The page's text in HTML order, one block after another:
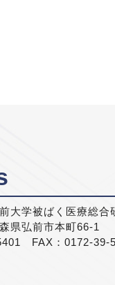
大学被ばく医療総合
県弘前市本町66-1
FAX：0172-39-